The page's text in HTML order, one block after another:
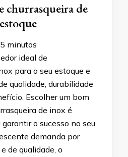
churrasqueira de
5 minutos
ideal de
para o seu estoque e
qualidade, durabilidade
Escolher um bom
de inox é
o sucesso no seu
demanda por
de qualidade, o